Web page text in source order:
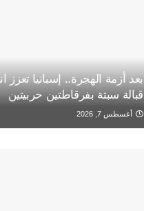
بعد أزمة الهجرة.. إسبانيا تعزز
قبالة سبتة بفرقاطتين حربيتين
أغسطس 7, 2026